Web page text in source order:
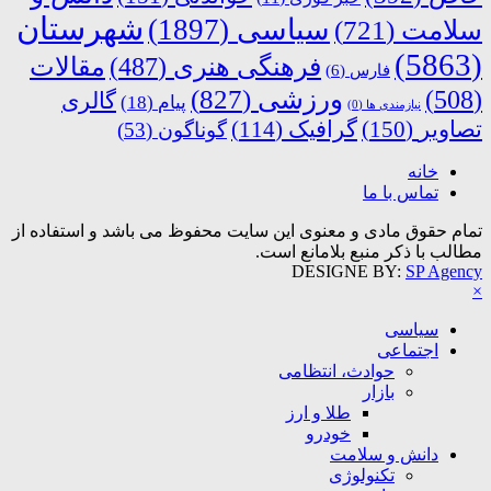
سلامت (721) سیاسی (1897)
شهرستان
(5863)
فارس (6) فرهنگی هنری (487)
مقالات
(508)
نیازمندی ها (0) ورزشی (827) پیام (18)
گالری
تصاویر (150) گرافیک (114) گوناگون (53)
خانه
تماس با ما
تمام حقوق مادی و معنوی این سایت محفوظ می باشد و استفاده از
مطالب با ذکر منبع بلامانع است.
DESIGNE BY: SP Agency
×
سیاسی
اجتماعی
حوادث، انتظامی
بازار
طلا و ارز
خودرو
دانش و سلامت
تکنولوژی